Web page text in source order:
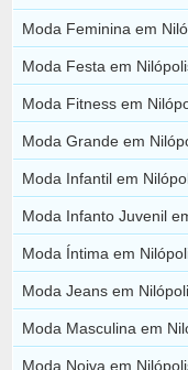
Moda Feminina em
Moda Festa em
Moda Fitness em
Moda Grande em
Moda Infantil em
Moda Infanto Juvenil
Moda Íntima em
Moda Jeans em
Moda Masculina em
Moda Noiva em